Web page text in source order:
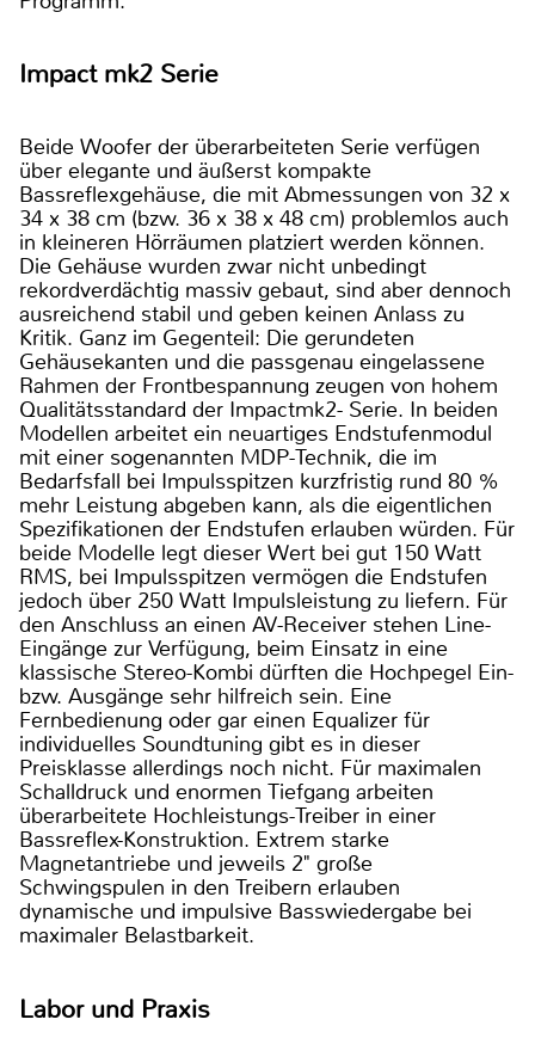
Impact mk2 Serie
Beide Woofer der überarbeiteten Serie verfügen
über elegante und äußerst kompakte
Bassreflexgehäuse, die mit Abmessungen von 32 x
34 x 38 cm (bzw. 36 x 38 x 48 cm) problemlos auch
in kleineren Hörräumen platziert werden können.
Die Gehäuse wurden zwar nicht unbedingt
rekordverdächtig massiv gebaut, sind aber dennoch
ausreichend stabil und geben keinen Anlass zu
Kritik. Ganz im Gegenteil: Die gerundeten
Gehäusekanten und die passgenau eingelassene
Rahmen der Frontbespannung zeugen von hohem
Qualitätsstandard der Impactmk2- Serie. In beiden
Modellen arbeitet ein neuartiges Endstufenmodul
mit einer sogenannten MDP-Technik, die im
Bedarfsfall bei Impulsspitzen kurzfristig rund 80 %
mehr Leistung abgeben kann, als die eigentlichen
Spezifikationen der Endstufen erlauben würden. Für
beide Modelle legt dieser Wert bei gut 150 Watt
RMS, bei Impulsspitzen vermögen die Endstufen
jedoch über 250 Watt Impulsleistung zu liefern. Für
den Anschluss an einen AV-Receiver stehen Line-
Eingänge zur Verfügung, beim Einsatz in eine
klassische Stereo-Kombi dürften die Hochpegel Ein-
bzw. Ausgänge sehr hilfreich sein. Eine
Fernbedienung oder gar einen Equalizer für
individuelles Soundtuning gibt es in dieser
Preisklasse allerdings noch nicht. Für maximalen
Schalldruck und enormen Tiefgang arbeiten
überarbeitete Hochleistungs-Treiber in einer
Bassreflex-Konstruktion. Extrem starke
Magnetantriebe und jeweils 2" große
Schwingspulen in den Treibern erlauben
dynamische und impulsive Basswiedergabe bei
maximaler Belastbarkeit.
Labor und Praxis